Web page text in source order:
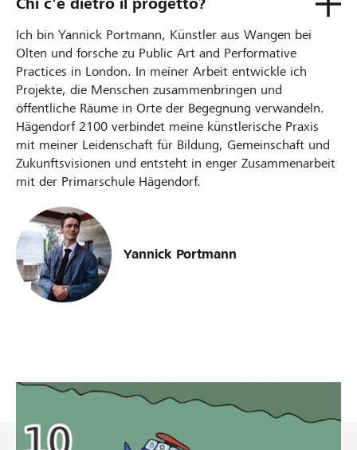
Ich bin Yannick Portmann, Künstler aus Wangen bei
Olten und forsche zu Public Art and Performative
Practices in London. In meiner Arbeit entwickle ich
Projekte, die Menschen zusammenbringen und
öffentliche Räume in Orte der Begegnung verwandeln.
Hägendorf 2100 verbindet meine künstlerische Praxis
mit meiner Leidenschaft für Bildung, Gemeinschaft und
Zukunftsvisionen und entsteht in enger Zusammenarbeit
mit der Primarschule Hägendorf.
Yannick Portmann